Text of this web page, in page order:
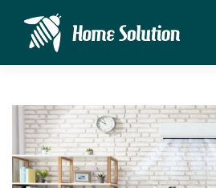
contenido